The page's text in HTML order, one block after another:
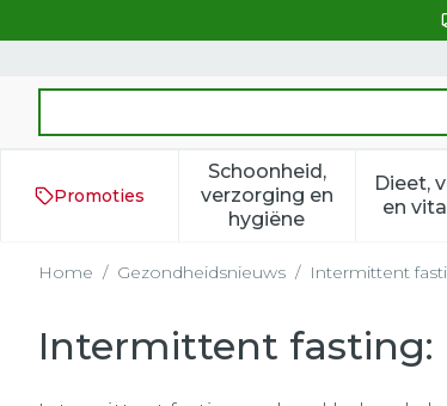
Promoties
Schoonheid,
verzorging en
hygiëne
Toon submenu
Dieet,
en
Home / Gezondheidsnieuws / Intermittent
Intermittent fasting: